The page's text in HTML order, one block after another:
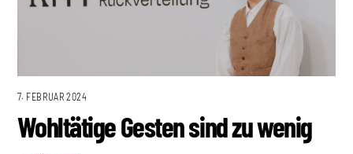
7. FEBRUAR 2024
Wohltätige Gesten sind zu wenig